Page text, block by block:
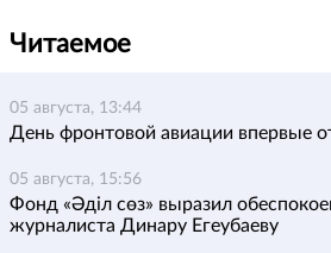
Читаемое
05 августа, 13:44
День фронтовой авиации впервые
05 августа, 15:56
Фонд «Әділ сөз» выразил
журналиста Динару Егеубаеву